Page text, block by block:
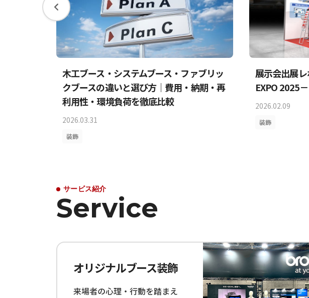
木工ブース・システムブース・ファブリッ
クブースの違いと選び方｜費用・納期・再
利用性・環境負荷を徹底比較
2026.03.31
装飾
展示会出展
EXPO 2025－
2026.02.09
装飾
サービス紹介
Service
オリジナルブース装飾
来場者の心理・行動を踏まえ